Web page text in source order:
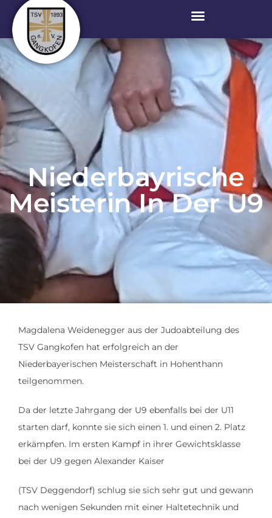
Niederbayrische
Meisterin In Der U9
Magdalena Weidenegger aus der Judoabteilung des
TSV Gangkofen hat erfolgreich an der
Niederbayerischen Meisterschaft in Hohenthann
teilgenommen.
Da der letzte Jahrgang der U9 ebenfalls bei der U11
starten darf, konnte sie sich einen 1. und einen 2. Platz
erkämpfen. Im ersten Kampf in ihrer Gewichtsklasse
bei der U9 gegen Alexander Kaiser
(TSV Deggendorf) schlug sie sich sehr gut und gewann
nach wenigen Sekunden mit einer Haltetechnik und